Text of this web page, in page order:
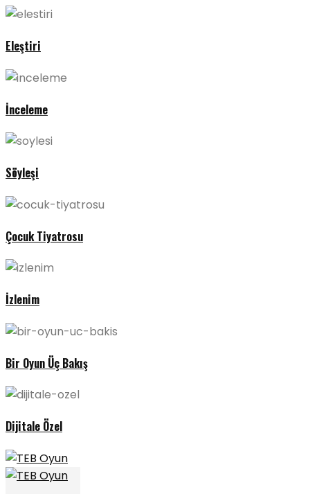
Eleştiri
İnceleme
Söyleşi
Çocuk Tiyatrosu
İzlenim
Bir Oyun Üç Bakış
Dijitale Özel